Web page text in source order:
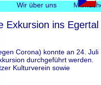
Navigation
überspringen
Wir über uns
Exkursion ins Egertal
Corona) konnte an 24. Juli
durchgeführt werden.
Kulturverein sowie